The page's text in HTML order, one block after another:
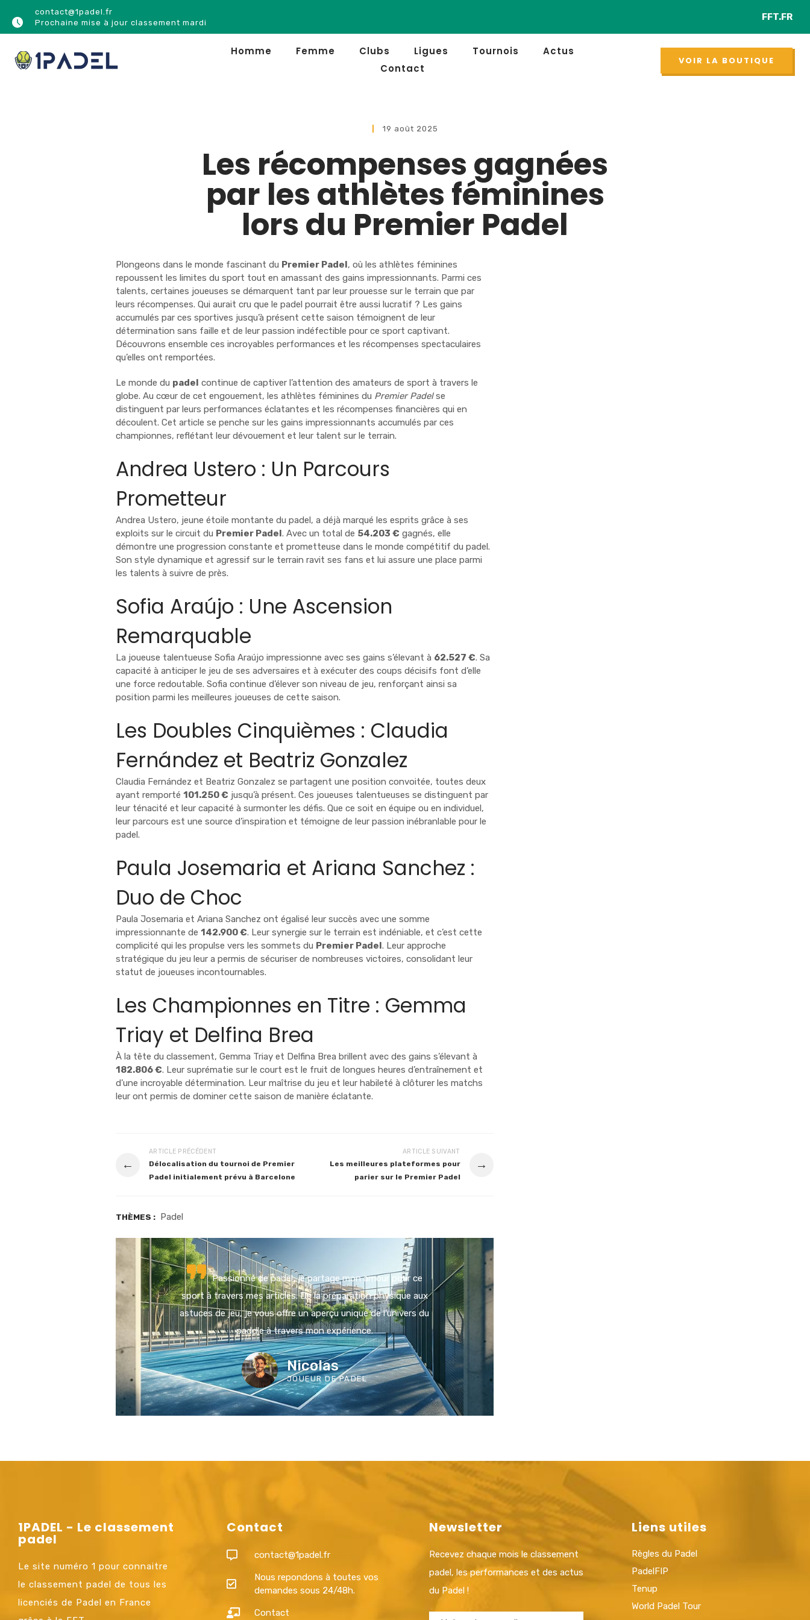
contact@1padel.fr
Prochaine mise à jour classement mardi
NOUVEAU
FFT.FR
Homme Femme Clubs Ligues Tournois
Actus
Contact
VOIR LA BOUTIQUE
19 août 2025
Les récompenses gagnées
par les athlètes féminines
lors du Premier Padel
Plongeons dans le monde fascinant du Premier Padel, où les athlètes féminines
repoussent les limites du sport tout en amassant des gains impressionnants. Parmi ces
talents, certaines joueuses se démarquent tant par leur prouesse sur le terrain que par
leurs récompenses. Qui aurait cru que le padel pourrait être aussi lucratif ? Les gains
accumulés par ces sportives jusqu’à présent cette saison témoignent de leur
détermination sans faille et de leur passion indéfectible pour ce sport captivant.
Découvrons ensemble ces incroyables performances et les récompenses spectaculaires
qu’elles ont remportées.
Le monde du padel continue de captiver l’attention des amateurs de sport à travers le
globe. Au cœur de cet engouement, les athlètes féminines du Premier Padelse
distinguent par leurs performances éclatantes et les récompenses financières qui en
découlent. Cet article se penche sur les gains impressionnants accumulés par ces
championnes, reflétant leur dévouement et leur talent sur le terrain.
Andrea Ustero : Un Parcours
Prometteur
Andrea Ustero, jeune étoile montante du padel, a déjà marqué les esprits grâce à ses
exploits sur le circuit du Premier Padel. Avec un total de 54.203 € gagnés, elle
démontre une progression constante et prometteuse dans le monde compétitif du padel.
Son style dynamique et agressif sur le terrain ravit ses fans et lui assure une place parmi
les talents à suivre de près.
Sofia Araújo : Une Ascension
Remarquable
La joueuse talentueuse Sofia Araújo impressionne avec ses gains s’élevant à 62.527 €. Sa
capacité à anticiper le jeu de ses adversaires et à exécuter des coups décisifs font d’elle
une force redoutable. Sofia continue d’élever son niveau de jeu, renforçant ainsi sa
position parmi les meilleures joueuses de cette saison.
Les Doubles Cinquièmes : Claudia
Fernández et Beatriz Gonzalez
Claudia Fernández et Beatriz Gonzalez se partagent une position convoitée, toutes deux
ayant remporté 101.250 € jusqu’à présent. Ces joueuses talentueuses se distinguent par
leur ténacité et leur capacité à surmonter les défis. Que ce soit en équipe ou en individuel,
leur parcours est une source d’inspiration et témoigne de leur passion inébranlable pour le
padel.
Paula Josemaria et Ariana Sanchez :
Duo de Choc
Paula Josemaria et Ariana Sanchez ont égalisé leur succès avec une somme
impressionnante de 142.900 €. Leur synergie sur le terrain est indéniable, et c’est cette
complicité qui les propulse vers les sommets du Premier Padel. Leur approche
stratégique du jeu leur a permis de sécuriser de nombreuses victoires, consolidant leur
statut de joueuses incontournables.
Les Championnes en Titre : Gemma
Triay et Delfina Brea
À la tête du classement, Gemma Triay et Delfina Brea brillent avec des gains s’élevant à
182.806 €. Leur suprématie sur le court est le fruit de longues heures d’entraînement et
d’une incroyable détermination. Leur maîtrise du jeu et leur habileté à clôturer les matchs
leur ont permis de dominer cette saison de manière éclatante.
←
ARTICLE PRÉCÉDENT
Délocalisation du tournoi de Premier
Padel initialement prévu à Barcelone
ARTICLE SUIVANT
Les meilleures plateformes pour
parier sur le Premier Padel
→
THÈMES : Padel
Passionné de padel, je partage mon amour pour ce
sport à travers mes articles. De la préparation physique aux
astuces de jeu, je vous offre un aperçu unique de l'univers du
paddle à travers mon expérience.
Nicolas
JOUEUR DE PADEL
1PADEL - Le classement
padel
Le site numéro 1 pour connaitre
le classement padel de tous les
licenciés de Padel en France
Contact
contact@1padel.fr
Nous repondons à toutes vos
demandes sous 24/48h.
Contact
Newsletter
Recevez chaque mois le classement
padel, les performances et des actus
du Padel !
Liens utiles
Règles du Padel
PadelFIP
Tenup
World Padel Tour